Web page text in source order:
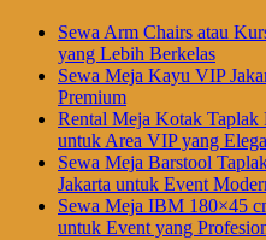
Sewa Arm Chairs atau
yang Lebih Berkelas
Sewa Meja Kayu VIP
Premium
Rental Meja Kotak
untuk Area VIP yang
Sewa Meja Barstool
Jakarta untuk Event
Sewa Meja IBM 180×45
untuk Event yang